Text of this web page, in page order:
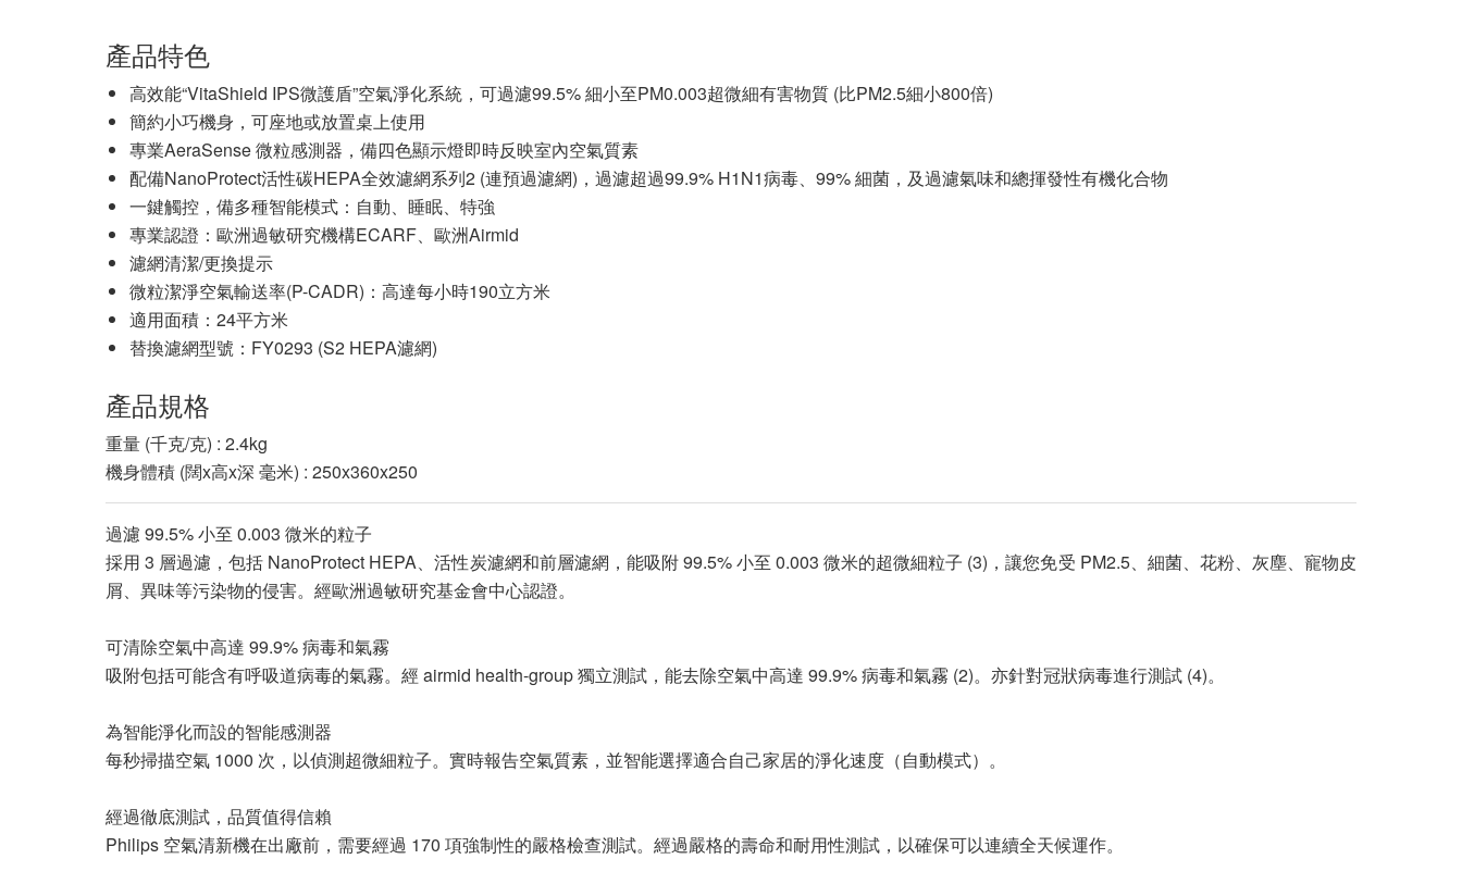
產品特色
高效能“VitaShield IPS微護盾”空氣淨化系統，可過濾99.5% 細小至PM0.003超微細有害物質 (比PM2.5細小800倍)
簡約小巧機身，可座地或放置桌上使用
專業AeraSense 微粒感測器，備四色顯示燈即時反映室內空氣質素
配備NanoProtect活性碳HEPA全效濾網系列2 (連預過濾網)，過濾超過99.9% H1N1病毒、99% 細菌，及過濾氣味和總揮發性有機化合物
一鍵觸控，備多種智能模式：自動、睡眠、特強
專業認證：歐洲過敏研究機構ECARF、歐洲Airmid
濾網清潔/更換提示
微粒潔淨空氣輸送率(P-CADR)：高達每小時190立方米
適用面積：24平方米
替換濾網型號：FY0293 (S2 HEPA濾網)
產品規格
重量 (千克/克) : 2.4kg
機身體積 (闊x高x深 毫米) : 250x360x250
過濾 99.5% 小至 0.003 微米的粒子
採用 3 層過濾，包括 NanoProtect HEPA、活性炭濾網和前層濾網，能吸附 99.5% 小至 0.003 微米的超微細粒子 (3)，讓您免受 PM2.5、細菌、花粉、灰塵、寵物皮
屑、異味等污染物的侵害。經歐洲過敏研究基金會中心認證。
可清除空氣中高達 99.9% 病毒和氣霧
吸附包括可能含有呼吸道病毒的氣霧。經 airmid health-group 獨立測試，能去除空氣中高達 99.9% 病毒和氣霧 (2)。亦針對冠狀病毒進行測試 (4)。
為智能淨化而設的智能感測器
每秒掃描空氣 1000 次，以偵測超微細粒子。實時報告空氣質素，並智能選擇適合自己家居的淨化速度（自動模式）。
經過徹底測試，品質值得信賴
Philips 空氣清新機在出廠前，需要經過 170 項強制性的嚴格檢查測試。經過嚴格的壽命和耐用性測試，以確保可以連續全天候運作。